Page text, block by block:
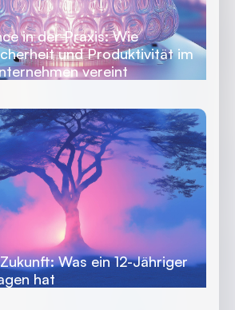
in der Praxis: Wie
und Produktivität im
vereint
Was ein 12-Jähriger
hat